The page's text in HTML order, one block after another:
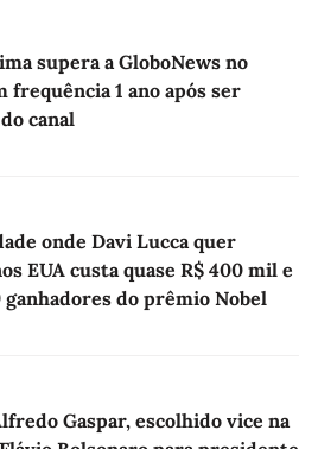
supera a GloboNews no
frequência 1 ano após ser
canal
onde Davi Lucca quer
EUA custa quase R$ 400 mil e
ganhadores do prêmio Nobel
Gaspar, escolhido vice na